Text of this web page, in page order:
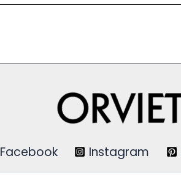
Facebook Instagram